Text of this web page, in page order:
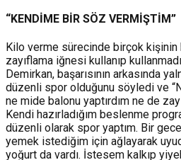
“KENDİME BİR SÖZ VERMİŞTİM”
Kilo verme sürecinde birçok
zayıflama iğnesi kullanıp
Demirkan, başarısının arkasında
düzenli spor olduğunu söyledi ve
ne mide balonu yaptırdım ne de
Kendi hazırladığım beslenme
düzenli olarak spor yaptım. Bir
yemek istediğim için ağlayarak
yoğurt da vardı. İstesem kalkıp